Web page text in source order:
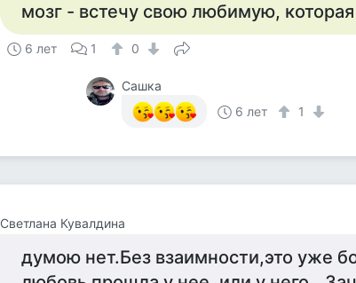
мозг - встечу свою любимую,
6 лет 1 0
Сашка
6 лет
1
Светлана Кувалдина
думою нет.Без взаимности,это уже